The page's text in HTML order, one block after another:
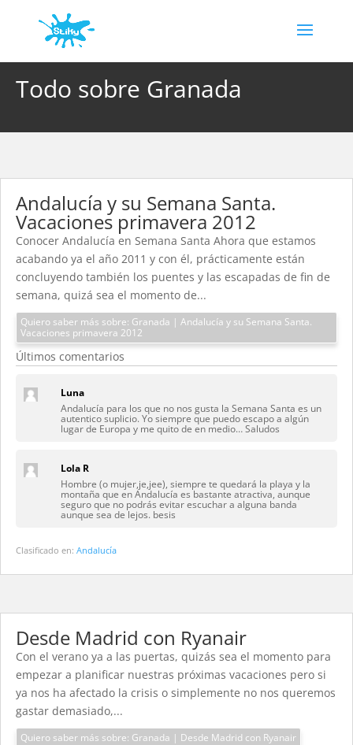
Todo sobre Granada
Andalucía y su Semana Santa.
Vacaciones primavera 2012
Conocer Andalucía en Semana Santa Ahora que estamos
acabando ya el año 2011 y con él, prácticamente están
concluyendo también los puentes y las escapadas de fin de
semana, quizá sea el momento de...
Quiero saber más sobre: Granada | Andalucía y su Semana Santa.
Vacaciones primavera 2012
Últimos comentarios
Luna
Andalucía para los que no nos gusta la Semana Santa es un
autentico suplicio. Yo siempre que puedo escapo a algún
lugar de Europa y me quito de en medio… Saludos
Lola R
Hombre (o mujer,je,jee), siempre te quedará la playa y la
montaña que en Andalucía es bastante atractiva, aunque
seguro que no podrás evitar escuchar a alguna banda
aunque sea de lejos. besis
Clasificado en: Andalucía
Desde Madrid con Ryanair
Con el verano ya a las puertas, quizás sea el momento para
empezar a planificar nuestras próximas vacaciones pero si
ya nos ha afectado la crisis o simplemente no nos queremos
gastar demasiado,...
Quiero saber más sobre: Granada | Desde Madrid con Ryanair